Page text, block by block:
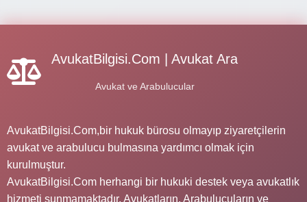
AvukatBilgisi.Com | Avukat Ara
Avukat ve Arabulucular
AvukatBilgisi.Com,bir hukuk bürosu olmayıp ziyaretçilerin
avukat ve arabulucu bulmasına yardımcı olmak için
kurulmuştur.
AvukatBilgisi.Com herhangi bir hukuki destek veya avukatlık
hizmeti sunmamaktadır. Avukatların, Arabulucuların ve